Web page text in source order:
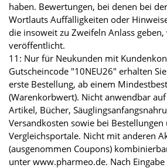
haben. Bewertungen, bei denen bei
Wortlauts Auffälligkeiten oder
die insoweit zu Zweifeln Anlass
veröffentlicht.
11: Nur für Neukunden mit
Gutscheincode "10NEU26" erhalten
erste Bestellung, ab einem
(Warenkorbwert). Nicht anwendbar
Artikel, Bücher,
Versandkosten sowie bei Bestellungen
Vergleichsportale. Nicht mit anderen
(ausgenommen Coupons)
unter www.pharmeo.de. Nach